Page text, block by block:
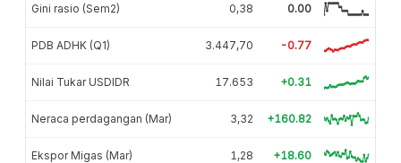
Gini rasio (Sem2) 0,38 0.00
PDB ADHK (Q1) 3.447,70 -0.77
Nilai Tukar USDIDR 17.653 +0.31
Neraca perdagangan (Mar) 3,32 +160.82
Ekspor Migas (Mar) 1,28 +18.60